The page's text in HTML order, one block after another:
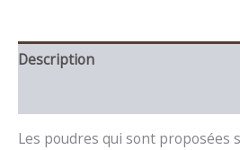
Description
Les poudres qui sont proposées